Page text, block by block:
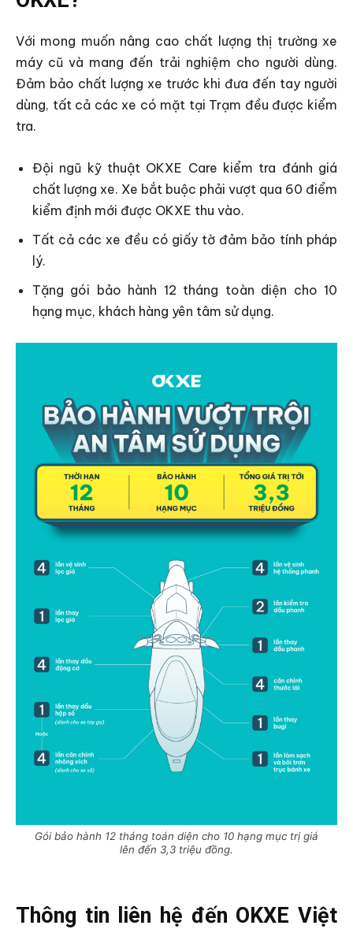
Với mong muốn nâng cao chất lượng thị trường xe
máy cũ và mang đến trải nghiệm cho người dùng.
Đảm bảo chất lượng xe trước khi đưa đến tay người
dùng, tất cả các xe có mặt tại Trạm đều được kiểm
tra.
Đội ngũ kỹ thuật OKXE Care kiểm tra đánh giá
chất lượng xe. Xe bắt buộc phải vượt qua 60 điểm
kiểm định mới được OKXE thu vào.
Tất cả các xe đều có giấy tờ đảm bảo tính pháp
lý.
Tặng gói bảo hành 12 tháng toàn diện cho 10
hạng mục, khách hàng yên tâm sử dụng.
Gói bảo hành 12 tháng toán diện cho 10 hạng mục trị giá
lên đến 3,3 triệu đồng.
Thông tin liên hệ đến OKXE Việt